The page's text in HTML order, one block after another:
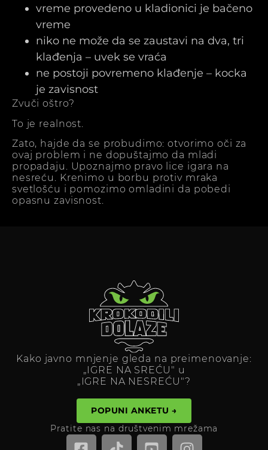
vreme provedeno u kladionici je bačeno
vreme
niko ne može da se zaustavi na dva, tri
klađenja – uvek se vraća
ne postoji povremeno klađenje – kocka
je zavisnost
Zvuči oštro?
To je realnost.
Zato, hajde da se probudimo: otvorimo oči za
ovaj problem i ne dopuštajmo da mladi
propadaju. Upoznajmo pravo lice igara na
nesreću. Krenimo u borbu protiv mraka
svetlošću i pomozimo omladini da pobedi
opasnu zavisnost.
Kako javno mnjenje gleda na preimenovanje:
„IGRE NA SREĆU" u
„IGRE NA NESREĆU"?
POPUNI ANKETU →
Pratite nas na društvenim mrežama